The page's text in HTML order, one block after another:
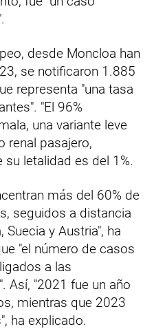
desde Moncloa han
se notificaron 1.885
representa "una tasa
"El 96%
una variante leve
renal pasajero,
su letalidad es del 1%.
más del 60% de
seguidos a distancia
Suecia y Austria", ha
"el número de casos
a las
Así, "2021 fue un año
mientras que 2023
ha explicado.